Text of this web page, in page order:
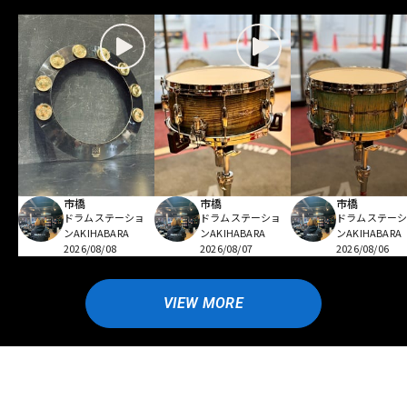
市橋
ドラムステーショ
ンAKIHABARA
2026/08/08
市橋
ドラムステーショ
ンAKIHABARA
2026/08/07
市橋
ドラムステー
ンAKIHABARA
2026/08/06
VIEW MORE